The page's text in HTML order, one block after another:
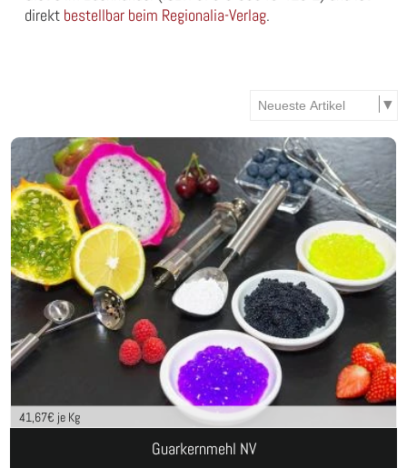
direkt bestellbar beim Regionalia-Verlag.
41,67€ je Kg
Guarkernmehl NV